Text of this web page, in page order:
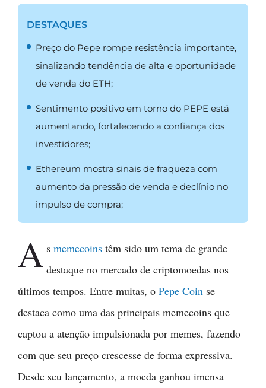
DESTAQUES
Preço do Pepe rompe resistência importante,
sinalizando tendência de alta e oportunidade
de venda do ETH;
Sentimento positivo em torno do PEPE está
aumentando, fortalecendo a confiança dos
investidores;
Ethereum mostra sinais de fraqueza com
aumento da pressão de venda e declínio no
impulso de compra;
A smemecoins têm sido um tema de grande
destaque no mercado de criptomoedas nos
últimos tempos. Entre muitas, o Pepe Coin se
destaca como uma das principais memecoins que
captou a atenção impulsionada por memes, fazendo
com que seu preço crescesse de forma expressiva.
Desde seu lançamento, a moeda ganhou imensa